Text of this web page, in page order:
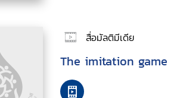
สื่อมัลติมีเดีย
The imitation game